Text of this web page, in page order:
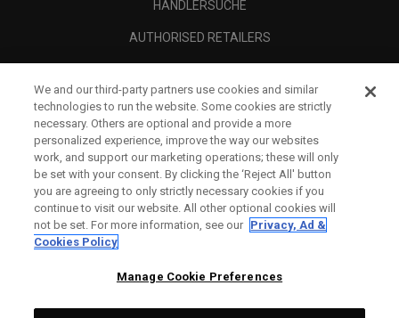
HÄNDLERSUCHE
AUTHORISED RETAILERS
UNTERNEHMENSPROFIL
RECHTLICHES-
We and our third-party partners use cookies and similar
technologies to run the website. Some cookies are strictly
necessary. Others are optional and provide a more
personalized experience, improve the way our websites
work, and support our marketing operations; these will only
be set with your consent. By clicking the ‘Reject All' button
you are agreeing to only strictly necessary cookies if you
continue to visit our website. All other optional cookies will
not be set. For more information, see our Privacy, Ad &
Cookies Policy
Manage Cookie Preferences